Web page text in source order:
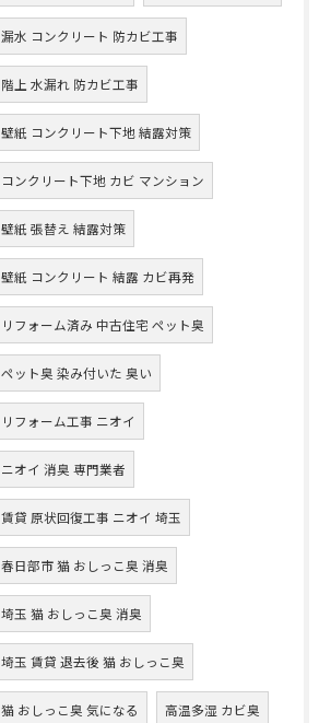
漏水 コンクリート 防カビ工事
階上 水漏れ 防カビ工事
壁紙 コンクリート下地 結露対策
コンクリート下地 カビ マンション
壁紙 張替え 結露対策
壁紙 コンクリート 結露 カビ再発
リフォーム済み 中古住宅 ペット臭
ペット臭 染み付いた 臭い
リフォーム工事 ニオイ
ニオイ 消臭 専門業者
賃貸 原状回復工事 ニオイ 埼玉
春日部市 猫 おしっこ臭 消臭
埼玉 猫 おしっこ臭 消臭
埼玉 賃貸 退去後 猫 おしっこ臭
猫 おしっこ臭 気になる 高温多湿 カビ臭